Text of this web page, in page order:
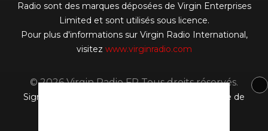
Radio sont des marques déposées de Virgin Enterprises
Limited et sont utilisés sous licence.
Pour plus d'informations sur Virgin Radio International,
visitez www.virginradio.com
© 2026 Virgin Radio FR Tous droits réservés.
Signaler un contenu
Politique de